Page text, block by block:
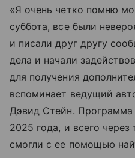
«Я очень четко помню
суббота, все были
и писали друг другу
дела и начали
для получения
вспоминает ведущий
Дэвид Стейн. Программа
2025 года, и всего
смогли с ее помощью